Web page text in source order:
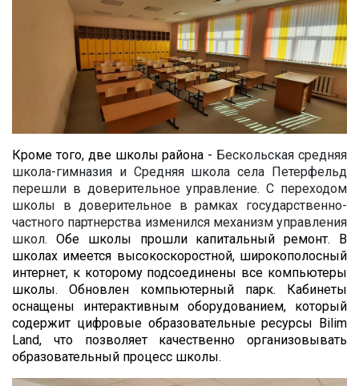
Кроме того, две школы района - Бескольская средняя
школа-гимназия и Средняя школа села Петерфельд
перешли в доверительное управление. С переходом
школы в доверительное в рамках государственно-
частного партнерства изменился механизм управления
школ. Обе школы прошли капитальный ремонт. В
школах имеется высокоскоростной, широкополосный
интернет, к которому подсоединены все компьютеры
школы. Обновлен компьютерный парк. Кабинеты
оснащены интерактивным оборудованием, который
содержит цифровые образовательные ресурсы Bilim
Land, что позволяет качественно организовывать
образовательный процесс школы.